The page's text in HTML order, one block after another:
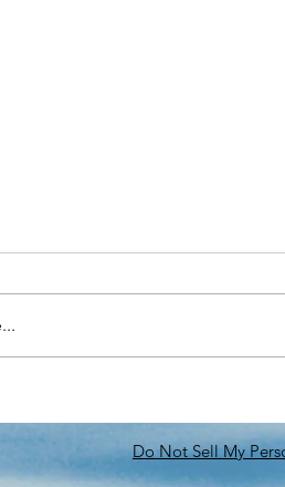
OF THE
THE FIC
Do Not Sell My